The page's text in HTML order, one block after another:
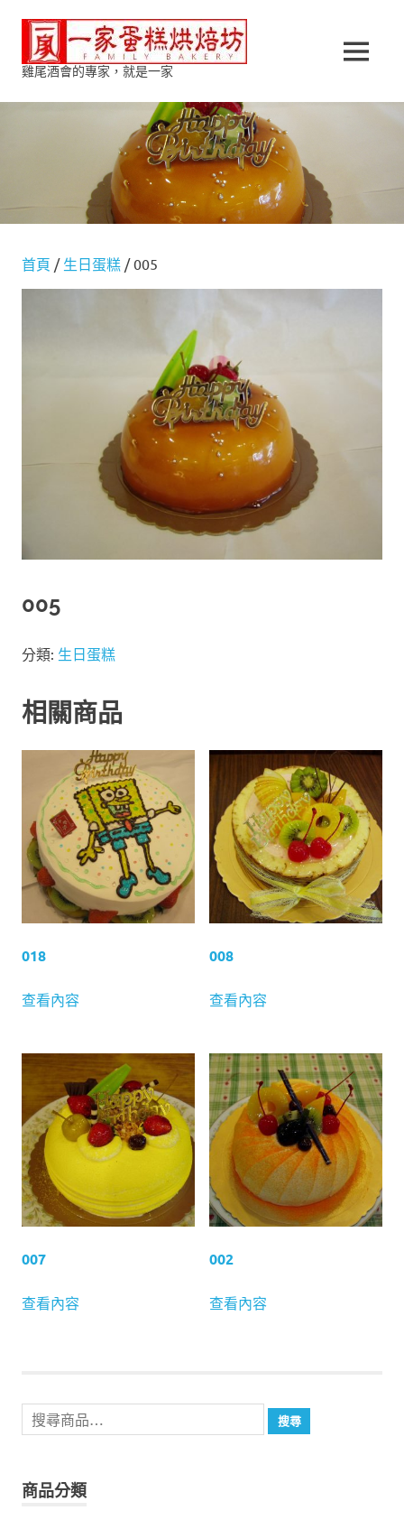
content
蛋
糕
烘
坊
雞尾酒會的專家，就是一家
MENU
首頁 / 生日蛋糕 / 005
005
分類: 生日蛋糕
相關商品
018
查看內容
008
查看內容
007
查看內容
002
查看內容
搜
尋
鍵
字:
搜尋
商品分類